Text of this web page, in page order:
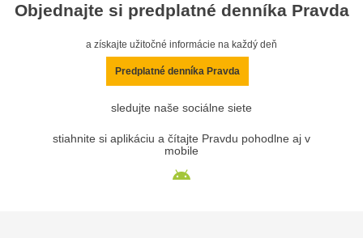
Objednajte si predplatné denníka Pravda
a získajte užitočné informácie na každý deň
Predplatné denníka Pravda
sledujte naše sociálne siete
stiahnite si aplikáciu a čítajte Pravdu pohodlne aj v
mobile